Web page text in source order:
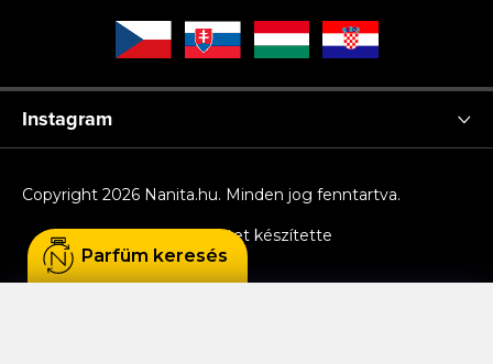
Instagram
Shoptet készítette
Copyright 2026 Nanita.hu. Minden jog fenntartva.
Parfüm keresés